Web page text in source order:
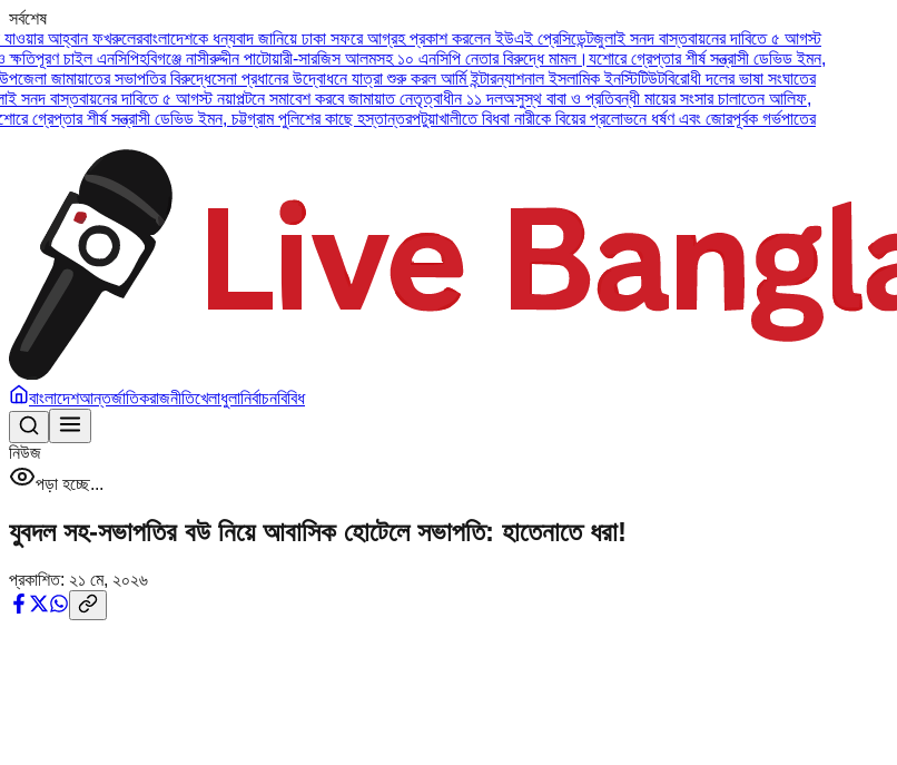
সর্বশেষ
আহ্বান ফখরুলেরবাংলাদেশকে ধন্যবাদ জানিয়ে ঢাকা সফরে আগ্রহ প্রকাশ করলেন ইউএই প্রেসিডেন্টজুলাই সনদ বাস্তবায়নের দাবিতে ৫ আগস্ট
চাইল এনসিপিহবিগঞ্জে নাসীরুদ্দীন পাটোয়ারী-সারজিস আলমসহ ১০ এনসিপি নেতার বিরুদ্ধে মামল।যশোরে গ্রেপ্তার শীর্ষ সন্ত্রাসী ডেভিড ইমন,
সভাপতির বিরুদ্ধেসেনা প্রধানের উদ্বোধনে যাত্রা শুরু করল আর্মি ইন্টারন্যাশনাল ইসলামিক ইনস্টিটিউটবিরোধী দলের ভাষা সংঘাতের
দাবিতে ৫ আগস্ট নয়াপল্টনে সমাবেশ করবে জামায়াত নেতৃত্বাধীন ১১ দলঅসুস্থ বাবা ও প্রতিবন্ধী মায়ের সংসার চালাতেন আলিফ,
শীর্ষ সন্ত্রাসী ডেভিড ইমন, চট্টগ্রাম পুলিশের কাছে হস্তান্তরপটুয়াখালীতে বিধবা নারীকে বিয়ের প্রলোভনে ধর্ষণ এবং জোরপূর্বক গর্ভপাতের
বাংলাদেশআন্তর্জাতিকরাজনীতিখেলাধুলানির্বাচনবিবিধ
নিউজ
পড়া হচ্ছে...
যুবদল সহ-সভাপতির বউ নিয়ে আবাসিক হোটেলে সভাপতি: হাতেনাতে ধরা!
প্রকাশিত: ২১ মে, ২০২৬